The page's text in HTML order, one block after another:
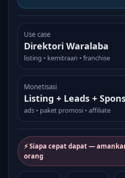
Use case
Direktori Waralaba
listing • kemitraan • franchise
Monetisasi
Listing + Leads +
ads • paket promosi • affiliate
⚡ Siapa cepat dapat —
orang